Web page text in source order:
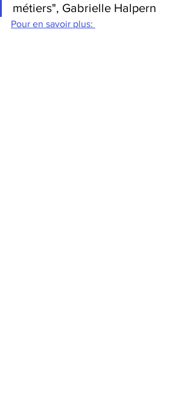
métiers", Gabrielle Halpern
Pour en savoir plus: